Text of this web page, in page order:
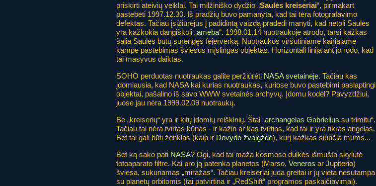
priskirti ateivių veiklai. Tai milžiniško dydžio „Saulės kreiseriai“, pirmąkart
pastebėti 1997.12.30. Iš pradžių buvo pamanyta, kad tai tėra fotografavimo
defektas. Tačiau įsižiūrėjus į padidintą vaizdą pradedi manyti, kad netoli Saulės
yra kažkokia dangiškoji „ameba“. 1998.01.14 nuotraukoje atrodo, tarsi kažkas
šalia Saulės būtų surengęs fejerverką. Nuotraukos viršutiniame kairiajame
kampe pastebimas šviesus mįslingas objektas. Horizontali linija ant jo rodo, kad
tai masyvus daiktas.
SOHO perduotas nuotraukas galite peržiūrėti NASA svetainėje. Tačiau kas
įdomiausia, kad NASA kai kurias nuotraukas, kuriose buvo pastebimi paslaptingi
objektai, pašalino iš savo WWW svetainės archyvų. Įdomu kodėl? Pavyzdžiui,
juose jau nėra 1999.02.09 nuotraukų.
Be „kreiserių“ yra ir kitų įdomių reiškinių. Štai „archangelas Gabrielius su trimitu“.
Tačiau tai nėra tvirtas kūnas - ir kažin ar kas tvirtins, kad tai ir yra tikras angelas.
Bet tai gali būti ženklas (kaip ir Dovydo žvaigždė), kurį kažkas siunčia mums...
Bet ką sako pati NASA? Ogi, kad tai maža kosmoso dulkės išmušta skylutė
fotoaparato filtre. Kai pro ją patenka planetos (Marso, Veneros ar Jupiterio)
šviesa, sukuriamas „miražas“. Tačiau kreiseriai juda greitai ir jų vieta nesutampa
su planetų orbitomis (tai patvirtina ir „RedShift“ programos paskaičiavimai).